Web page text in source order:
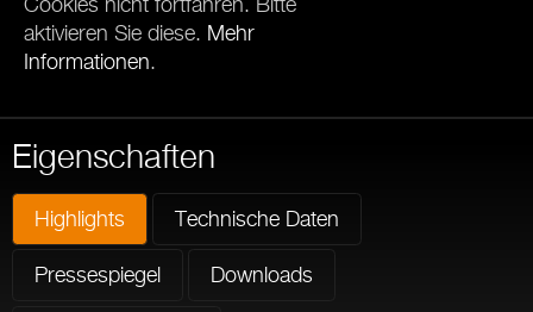
Cookies nicht fortfahren. Bitte
aktivieren Sie diese. Mehr
Informationen.
Eigenschaften
Highlights Technische Daten
Pressespiegel Downloads